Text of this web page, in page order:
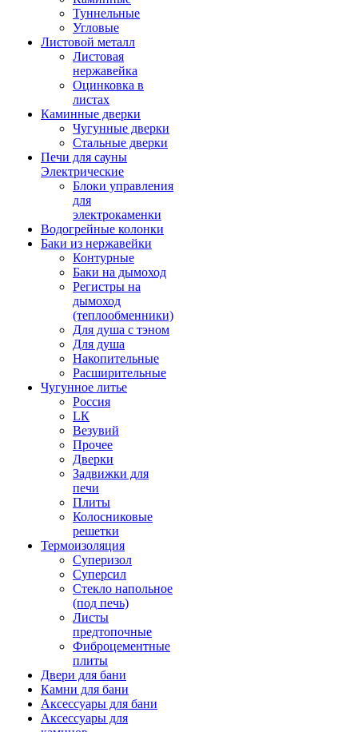
Туннельные
Угловые
Листовой металл
Листовая
нержавейка
Оцинковка в
листах
Каминные дверки
Чугунные дверки
Стальные дверки
Печи для сауны
Электрические
Блоки управления
для
электрокаменки
Водогрейные колонки
Баки из нержавейки
Контурные
Баки на дымоход
Регистры на
дымоход
(теплообменники)
Для душа с тэном
Для душа
Накопительные
Расширительные
Чугунное литье
Россия
LК
Везувий
Прочее
Дверки
Задвижки для
печи
Плиты
Колосниковые
решетки
Термоизоляция
Суперизол
Суперсил
Стекло напольное
(под печь)
Листы
предтопочные
Фиброцементные
плиты
Двери для бани
Камни для бани
Аксессуары для бани
Аксессуары для